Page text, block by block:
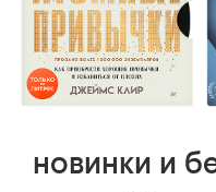
новинки и